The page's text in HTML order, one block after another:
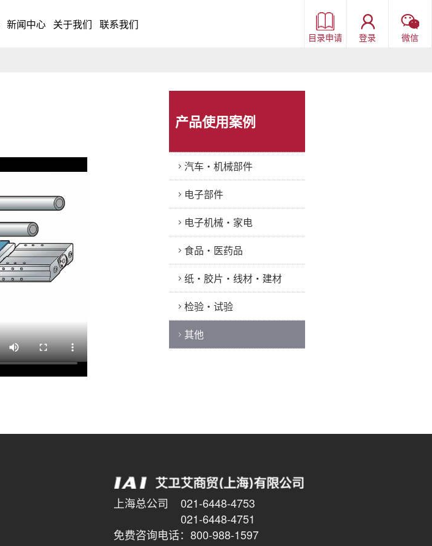
新闻中心 关于我们 联系我们
目录申请 登录
微信
产品使用案例
汽车・机械部件
电子部件
电子机械・家电
食品・医药品
纸・胶片・线材・建材
检验・试验
其他
上海总公司 021-6448-4753
021-6448-4751
免费咨询电话：800-988-1597